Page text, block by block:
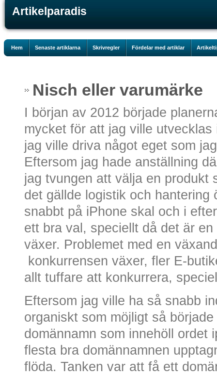
Artikelparadis
Hem Senaste artiklarna Skrivregler Fördelar med artiklar
Nisch eller varumärke
I början av 2012 började
mycket för att jag ville
jag ville driva något eget som
Eftersom jag hade anställning
jag tvungen att välja en produkt
det gällde logistik och hantering
snabbt på iPhone skal och i
ett bra val, speciellt då det är
växer. Problemet med en
konkurrensen växer, fler E-
allt tuffare att konkurrera,
Eftersom jag ville ha så snabb
organiskt som möjligt så
domännamn som innehöll ordet
flesta bra domännamnen
flöda. Tanken var att få ett